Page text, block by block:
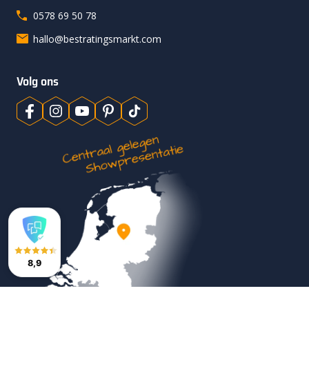
0578 69 50 78
hallo@bestratingsmarkt.com
Volg ons
8,9